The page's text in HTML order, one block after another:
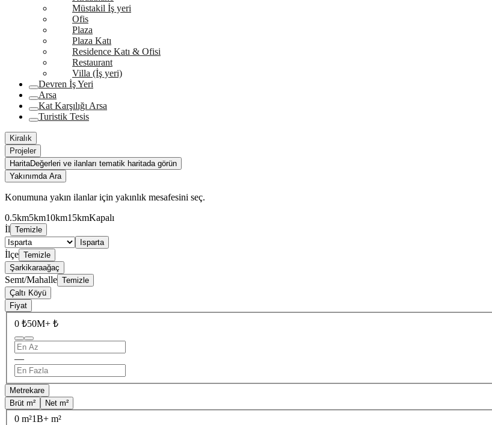
Müstakil İş yeri
Ofis
Plaza
Plaza Katı
Residence Katı & Ofisi
Restaurant
Villa (İş yeri)
Devren İş Yeri
Arsa
Kat Karşılığı Arsa
Turistik Tesis
Kiralık
Projeler
HaritaDeğerleri ve ilanları tematik haritada görün
Yakınımda Ara
Konumuna yakın ilanlar için yakınlık mesafesini seç.
0.5km5km10km15kmKapalı
İl Temizle
Isparta
İlçe Temizle
Şarkikaraağaç
Semt/Mahalle Temizle
Çaltı Köyü
Fiyat
0 ₺50M+ ₺
—
Metrekare
Brüt m²
Net m²
0 m²1B+ m²